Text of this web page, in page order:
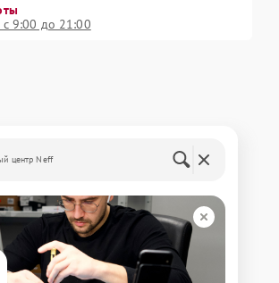
9:00 до 21:00
центр Neff